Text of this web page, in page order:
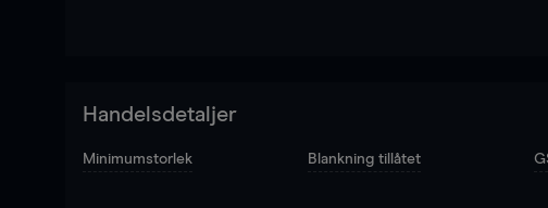
Handelsdetaljer
Minimumstorlek Blankning tillåtet